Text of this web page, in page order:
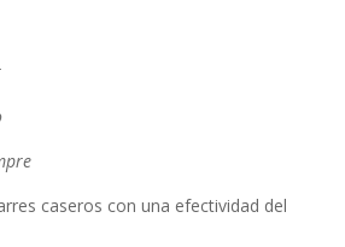
caseros con una efectividad del